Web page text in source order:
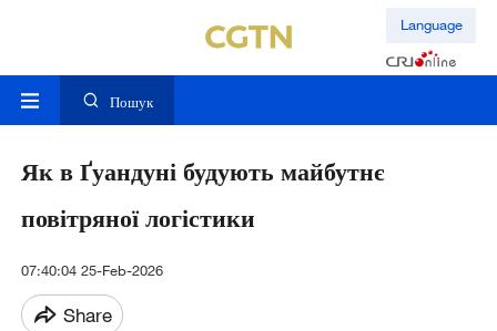
Language
Пошук
Як в Ґуандуні будують майбутнє
повітряної логістики
07:40:04 25-Feb-2026
Share